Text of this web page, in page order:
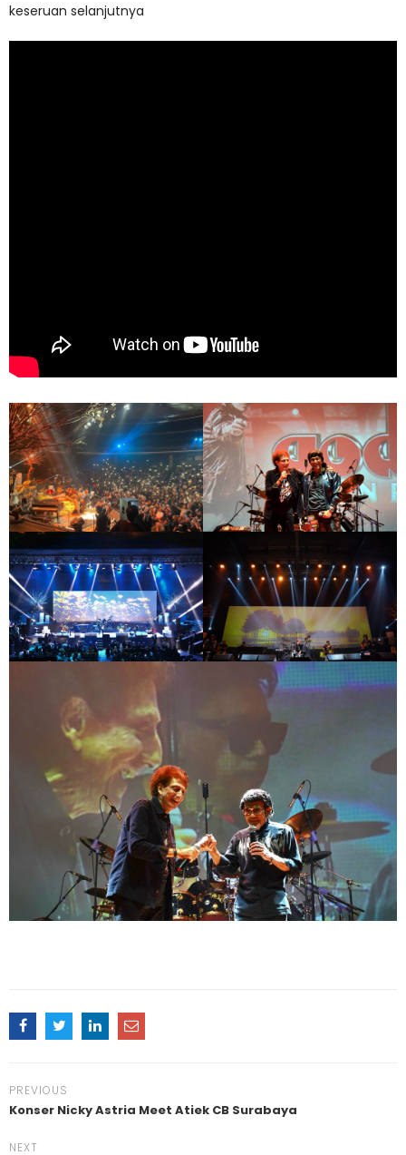
keseruan selanjutnya
PREVIOUS
Konser Nicky Astria Meet Atiek CB Surabaya
NEXT